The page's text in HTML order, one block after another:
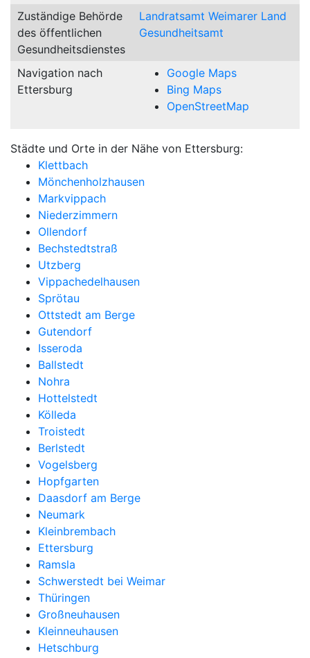
Zuständige Behörde
des öffentlichen
Gesundheitsdienstes
Landratsamt Weimarer Land
Gesundheitsamt
Navigation nach
Ettersburg
Google Maps
Bing Maps
OpenStreetMap
Städte und Orte in der Nähe von Ettersburg:
Klettbach
Mönchenholzhausen
Markvippach
Niederzimmern
Ollendorf
Bechstedtstraß
Utzberg
Vippachedelhausen
Sprötau
Ottstedt am Berge
Gutendorf
Isseroda
Ballstedt
Nohra
Hottelstedt
Kölleda
Troistedt
Berlstedt
Vogelsberg
Hopfgarten
Daasdorf am Berge
Neumark
Kleinbrembach
Ettersburg
Ramsla
Schwerstedt bei Weimar
Thüringen
Großneuhausen
Kleinneuhausen
Hetschburg